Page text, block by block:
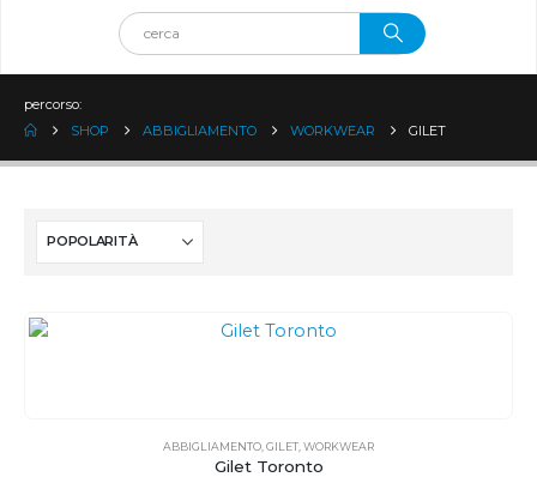
percorso:
SHOP
ABBIGLIAMENTO WORKWEAR GILET
ABBIGLIAMENTO GILET WORKWEAR
Gilet Toronto